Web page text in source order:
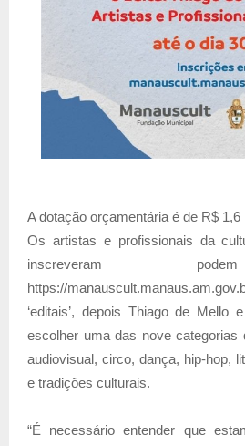
A dotação orçamentária é de R$ 1,6
Os artistas e profissionais da
inscreveram
https://
‘editais’, depois Thiago de Mello
escolher uma das nove categorias
audiovisual, circo, dança, hip-hop,
e tradições culturais.
“É necessário entender que